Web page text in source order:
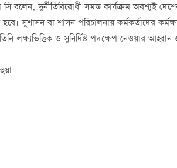
বলেন, দুর্নীতিবিরোধী সমস্ত কার্যক্রম অবশ্যই
সুশাসন বা শাসন পরিচালনায় কর্মকর্তাদের
লক্ষ্যভিত্তিক ও সুনির্দিষ্ট পদক্ষেপ নেওয়ার আহ্বান